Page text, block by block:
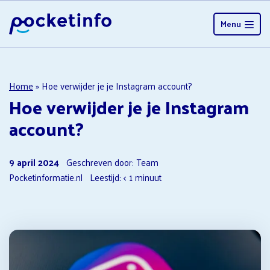
Menu
Home»Hoe verwijder je je Instagram account?
Hoe verwijder je je Instagram
account?
9 april 2024 Geschreven door: Team
Pocketinformatie.nl Leestijd:< 1minuut